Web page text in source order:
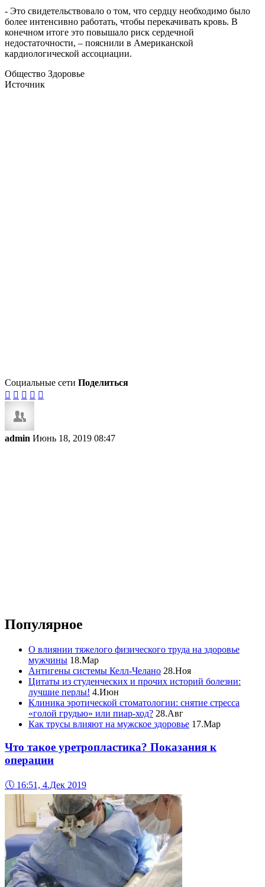
- Это свидетельствовало о том, что сердцу необходимо было
более интенсивно работать, чтобы перекачивать кровь. В
конечном итоге это повышало риск сердечной
недостаточности, – пояснили в Американской
кардиологической ассоциации.
Общество Здоровье
Источник
Социальные сети Поделиться
    
admin Июнь 18, 2019 08:47
Популярное
О влиянии тяжелого физического труда на здоровье
мужчины 18.Мар
Антигены системы Келл-Челано 28.Ноя
Цитаты из студенческих и прочих историй болезни:
лучшие перлы! 4.Июн
Клиника эротической стоматологии: снятие стресса
«голой грудью» или пиар-ход? 28.Авг
Как трусы влияют на мужское здоровье 17.Мар
Что такое уретропластика? Показания к
операции
🕔 16:51, 4.Дек 2019